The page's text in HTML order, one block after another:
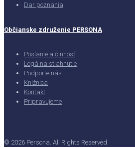
Dar poznania
Občianske združenie PERSONA
Poslanie a činnosť
Logá na stiahnutie
Podporte nás
Knižnica
Kontakt
Pripravujeme
© 2026 Persona. All Rights Reserved.